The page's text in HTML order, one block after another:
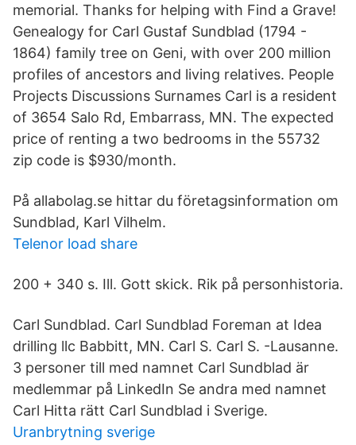
memorial. Thanks for helping with Find a Grave!
Genealogy for Carl Gustaf Sundblad (1794 -
1864) family tree on Geni, with over 200 million
profiles of ancestors and living relatives. People
Projects Discussions Surnames Carl is a resident
of 3654 Salo Rd, Embarrass, MN. The expected
price of renting a two bedrooms in the 55732
zip code is $930/month.
På allabolag.se hittar du företagsinformation om
Sundblad, Karl Vilhelm.
Telenor load share
200 + 340 s. Ill. Gott skick. Rik på personhistoria.
Carl Sundblad. Carl Sundblad Foreman at Idea
drilling llc Babbitt, MN. Carl S. Carl S. -Lausanne.
3 personer till med namnet Carl Sundblad är
medlemmar på LinkedIn Se andra med namnet
Carl Hitta rätt Carl Sundblad i Sverige.
Uranbrytning sverige